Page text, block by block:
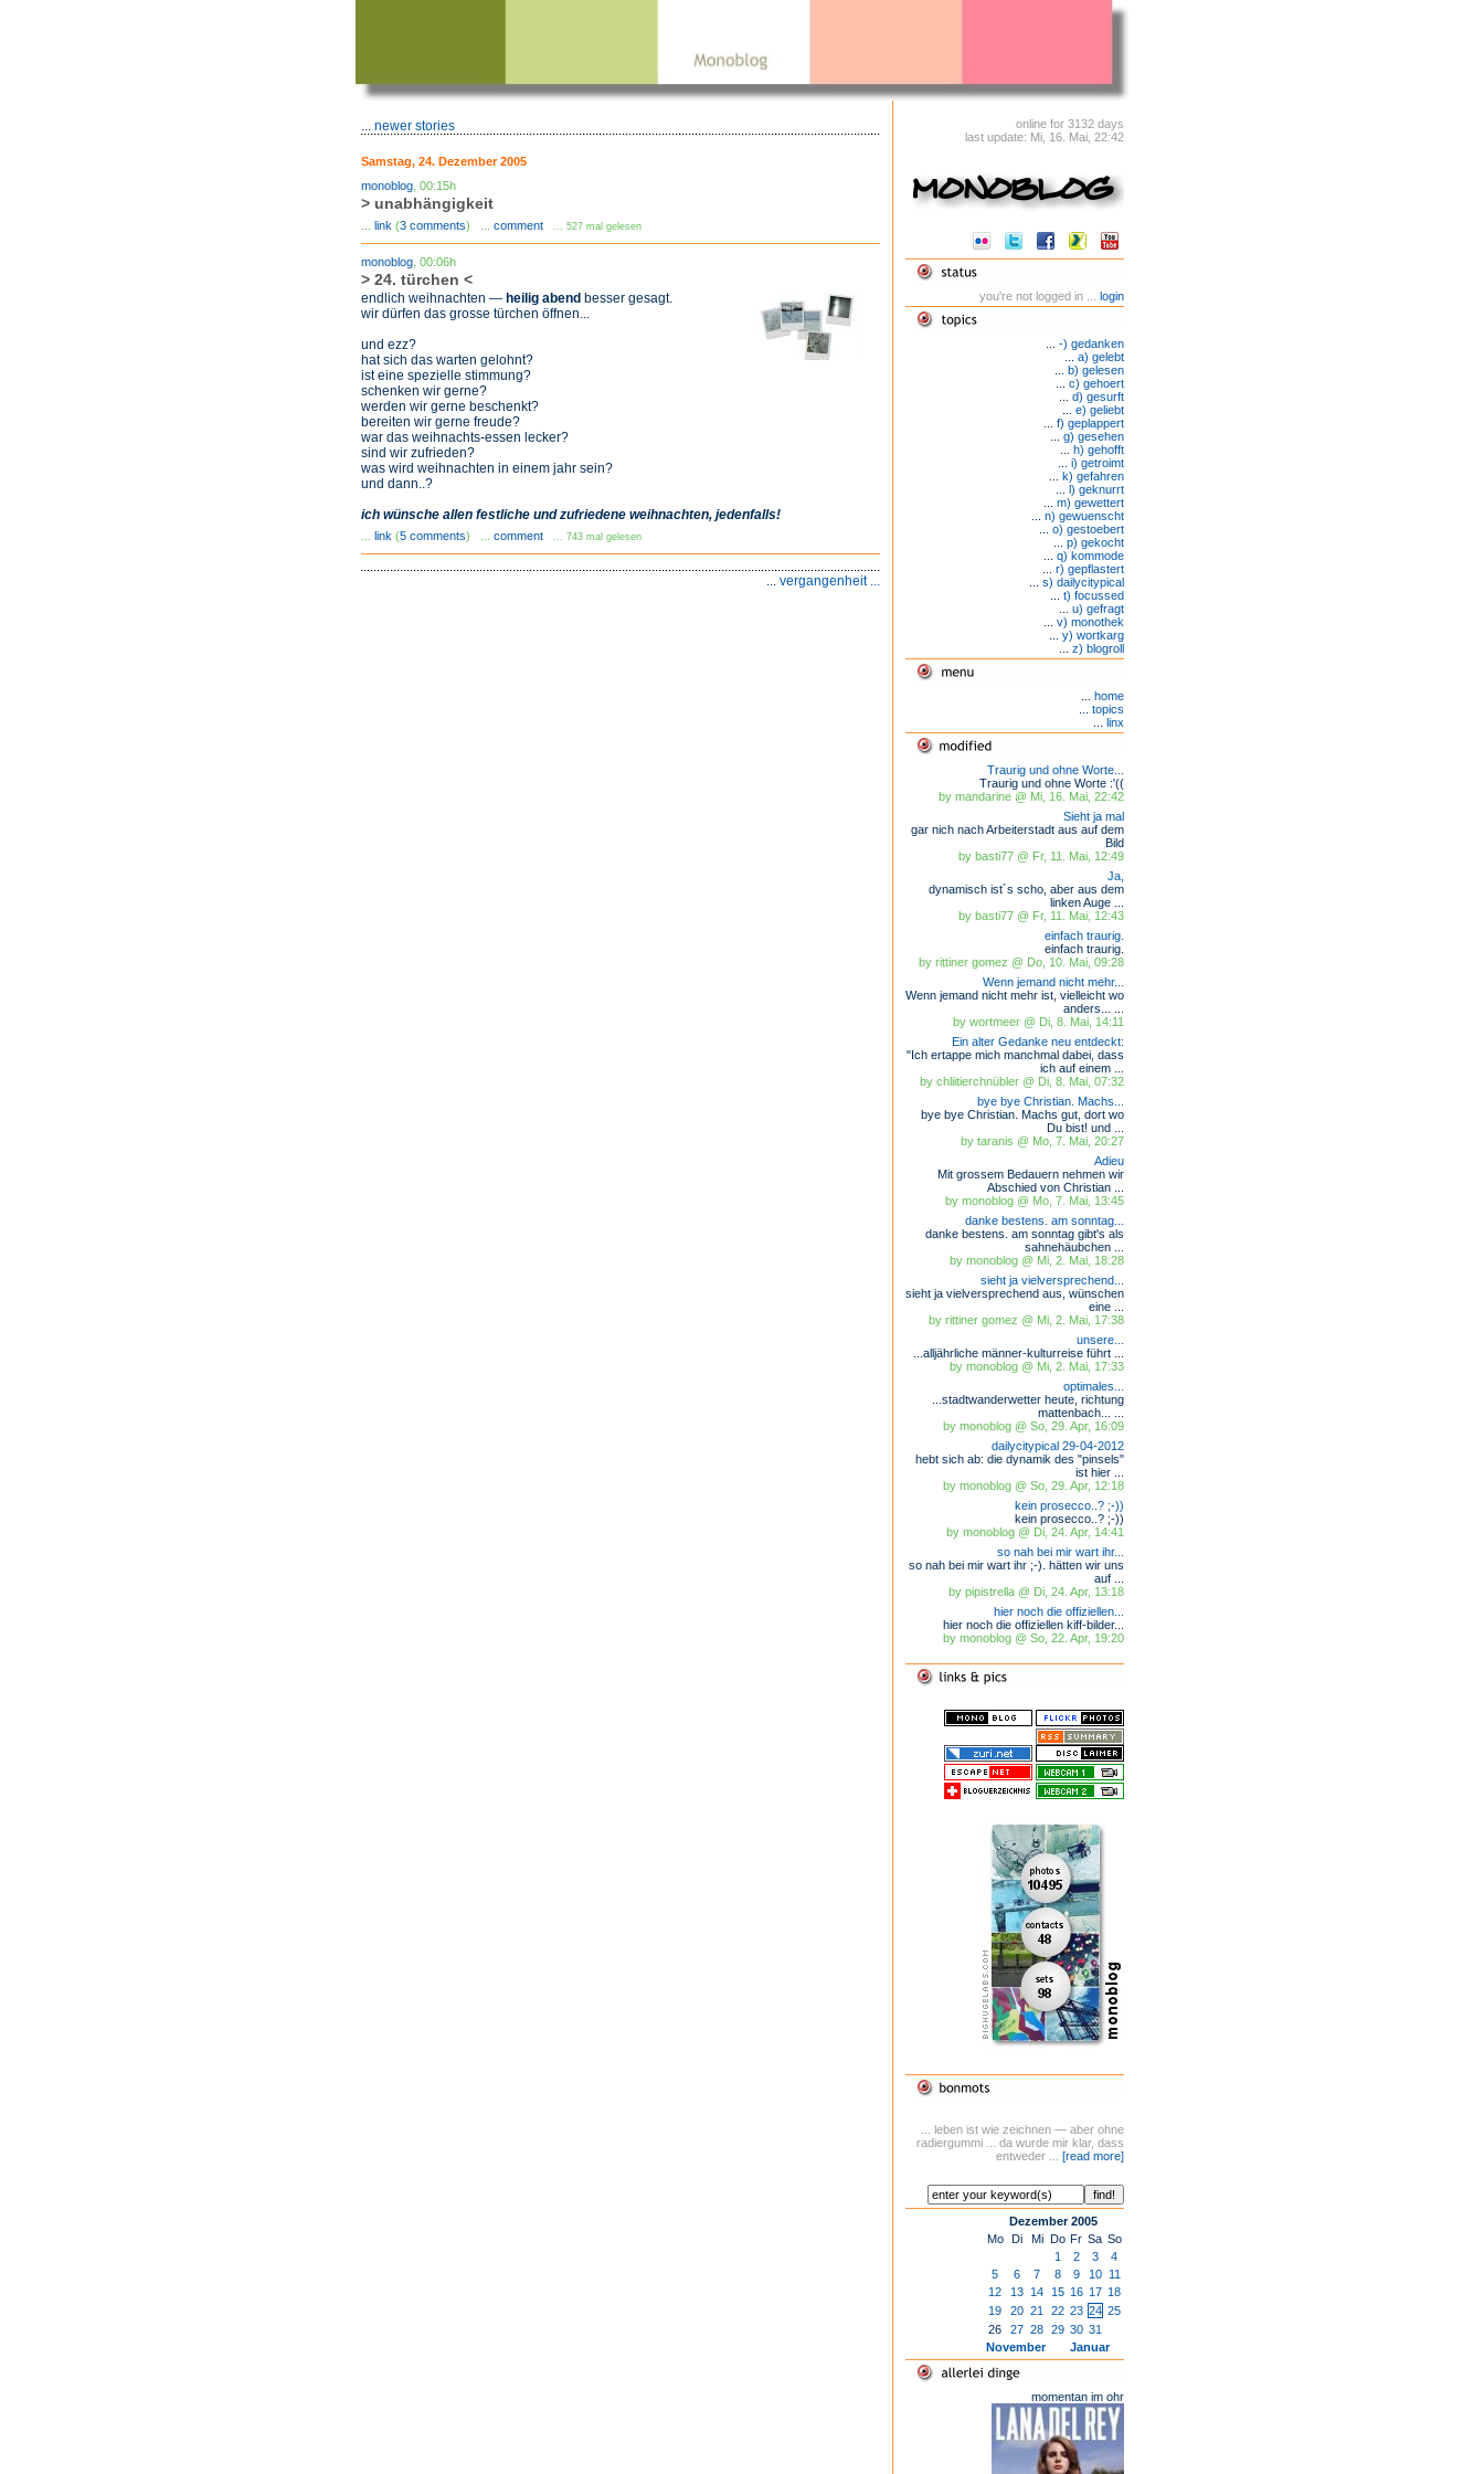
... newer stories
Samstag, 24. Dezember 2005
monoblog, 00:15h
> unabhängigkeit
link (3 comments) ... comment ... 527 mal gelesen
monoblog, 00:06h
> 24. türchen <
endlich weihnachten — heilig abend besser gesagt.
wir dürfen das grosse türchen öffnen...
und ezz?
hat sich das warten gelohnt?
ist eine spezielle stimmung?
schenken wir gerne?
werden wir gerne beschenkt?
bereiten wir gerne freude?
war das weihnachts-essen lecker?
sind wir zufrieden?
was wird weihnachten in einem jahr sein?
und dann..?
ich wünsche allen festliche und zufriedene weihnachten, jedenfalls!
link (5 comments) ... comment ... 743 mal gelesen
... vergangenheit ...
online for 3132 days
last update: Mi, 16. Mai, 22:42
you're not logged in ... login
-) gedanken
a) gelebt
b) gelesen
c) gehoert
d) gesurft
e) geliebt
f) geplappert
g) gesehen
h) gehofft
i) getroimt
k) gefahren
l) geknurrt
m) gewettert
n) gewuenscht
o) gestoebert
p) gekocht
q) kommode
r) gepflastert
s) dailycitypical
t) focussed
u) gefragt
v) monothek
y) wortkarg
z) blogroll
home
topics
linx
Traurig und ohne Worte...
Traurig und ohne Worte :'((
by mandarine @ Mi, 16. Mai, 22:42
Sieht ja mal
gar nich nach Arbeiterstadt aus auf dem
Bild
by basti77 @ Fr, 11. Mai, 12:49
Ja,
dynamisch ist´s scho, aber aus dem
linken Auge ...
by basti77 @ Fr, 11. Mai, 12:43
einfach traurig.
einfach traurig.
by rittiner gomez @ Do, 10. Mai, 09:28
Wenn jemand nicht mehr...
Wenn jemand nicht mehr ist, vielleicht wo
anders... ...
by wortmeer @ Di, 8. Mai, 14:11
Ein alter Gedanke neu entdeckt:
"Ich ertappe mich manchmal dabei, dass
ich auf einem ...
by chliitierchnübler @ Di, 8. Mai, 07:32
bye bye Christian. Machs...
bye bye Christian. Machs gut, dort wo
Du bist! und ...
by taranis @ Mo, 7. Mai, 20:27
Adieu
Mit grossem Bedauern nehmen wir
Abschied von Christian ...
by monoblog @ Mo, 7. Mai, 13:45
danke bestens. am sonntag...
danke bestens. am sonntag gibt's als
sahnehäubchen ...
by monoblog @ Mi, 2. Mai, 18:28
sieht ja vielversprechend...
sieht ja vielversprechend aus, wünschen
eine ...
by rittiner gomez @ Mi, 2. Mai, 17:38
unsere...
...alljährliche männer-kulturreise führt ...
by monoblog @ Mi, 2. Mai, 17:33
optimales...
...stadtwanderwetter heute, richtung
mattenbach... ...
by monoblog @ So, 29. Apr, 16:09
dailycitypical 29-04-2012
hebt sich ab: die dynamik des "pinsels"
ist hier ...
by monoblog @ So, 29. Apr, 12:18
kein prosecco..? ;-))
kein prosecco..? ;-))
by monoblog @ Di, 24. Apr, 14:41
so nah bei mir wart ihr...
so nah bei mir wart ihr ;-). hätten wir uns
auf ...
by pipistrella @ Di, 24. Apr, 13:18
hier noch die offiziellen...
hier noch die offiziellen kiff-bilder...
by monoblog @ So, 22. Apr, 19:20
... leben ist wie zeichnen — aber ohne
radiergummi ... da wurde mir klar, dass
entweder ...
[read more]
Dezember 2005
Mo
Di Mi Do Fr Sa So
1
2 3
4
5
6 7 8 9 10
11
12
13 14 15 16 17 18
19
20 21 22 23 24 25
26
27 28 29 30 31
November
Januar
momentan im ohr